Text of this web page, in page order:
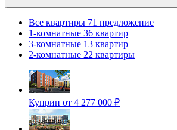
Все квартиры 71 предложение
1-комнатные 36 квартир
3-комнатные 13 квартир
2-комнатные 22 квартиры
Куприн от 4 277 000 ₽